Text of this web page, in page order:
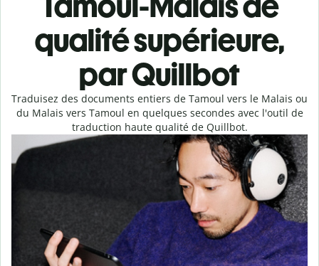
qualité supérieure,
par Quillbot
Traduisez des documents entiers de Tamoul vers le Malais ou
du Malais vers Tamoul en quelques secondes avec l'outil de
traduction haute qualité de Quillbot.